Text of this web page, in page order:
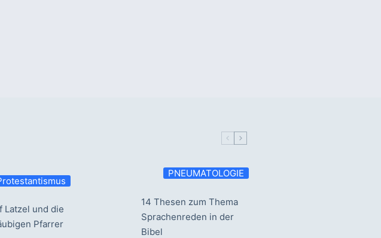
Latzel und die
Pfarrer
PNEUMATOLOGIE
14 Thesen zum Thema
Sprachenreden in der
Bibel